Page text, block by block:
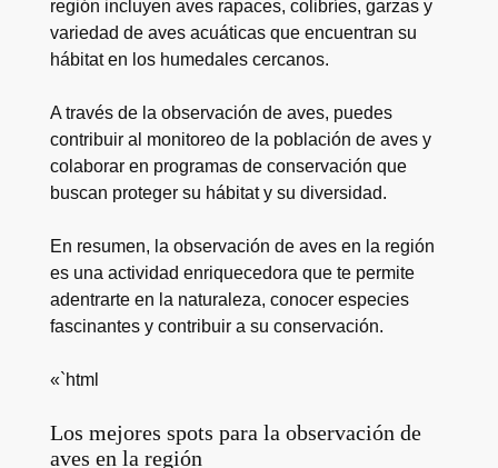
región incluyen aves rapaces, colibríes, garzas y
variedad de aves acuáticas que encuentran su
hábitat en los humedales cercanos.
A través de la observación de aves, puedes
contribuir al monitoreo de la población de aves y
colaborar en programas de conservación que
buscan proteger su hábitat y su diversidad.
En resumen, la observación de aves en la región
es una actividad enriquecedora que te permite
adentrarte en la naturaleza, conocer especies
fascinantes y contribuir a su conservación.
«`html
Los mejores spots para la observación de
aves en la región